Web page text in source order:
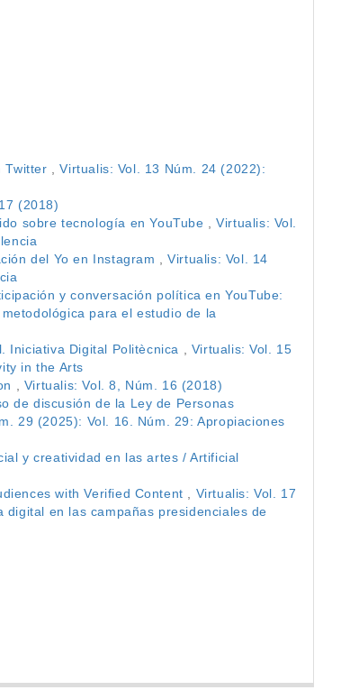
Twitter ,Virtualis: Vol. 13 Núm. 24 (2022):
(2018)
sobre tecnología en YouTube ,Virtualis: Vol.
del Yo en Instagram ,Virtualis: Vol. 14
y conversación política en YouTube:
para el estudio de la
Iniciativa Digital Politècnica
Virtualis: Vol. 15
in the Arts
Virtualis: Vol. 8, Núm. 16 (2018)
de discusión de la Ley de Personas
29 (2025): Vol. 16. Núm. 29: Apropiaciones
y creatividad en las artes / Artificial
with Verified Content
Virtualis: Vol. 17
en las campañas presidenciales de